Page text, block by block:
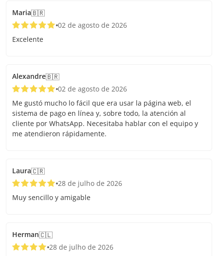
Maria🇧🇷
02 de agosto de 2026
Excelente
Alexandre🇧🇷
02 de agosto de 2026
Me gustó mucho lo fácil que era usar la página web, el
sistema de pago en línea y, sobre todo, la atención al
cliente por WhatsApp. Necesitaba hablar con el equipo y
me atendieron rápidamente.
Laura🇨🇷
28 de julho de 2026
Muy sencillo y amigable
Herman🇨🇱
28 de julho de 2026